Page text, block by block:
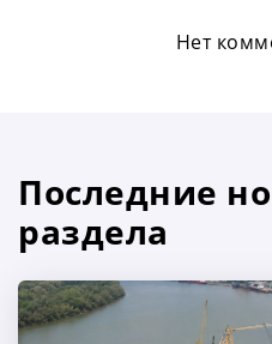
Нет
Последние
раздела